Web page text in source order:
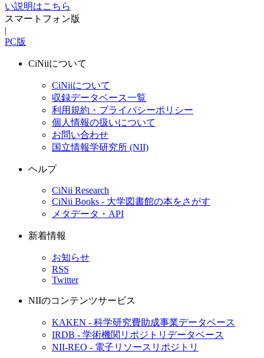
い説明はこちら
スマートフォン版
|
PC版
CiNiiについて
CiNiiについて
収録データベース一覧
利用規約・プライバシーポリシー
個人情報の扱いについて
お問い合わせ
国立情報学研究所 (NII)
ヘルプ
CiNii Research
CiNii Books - 大学図書館の本をさがす
メタデータ・API
新着情報
お知らせ
RSS
Twitter
NIIのコンテンツサービス
KAKEN - 科学研究費助成事業データベース
IRDB - 学術機関リポジトリデータベース
NII-REO - 電子リソースリポジトリ